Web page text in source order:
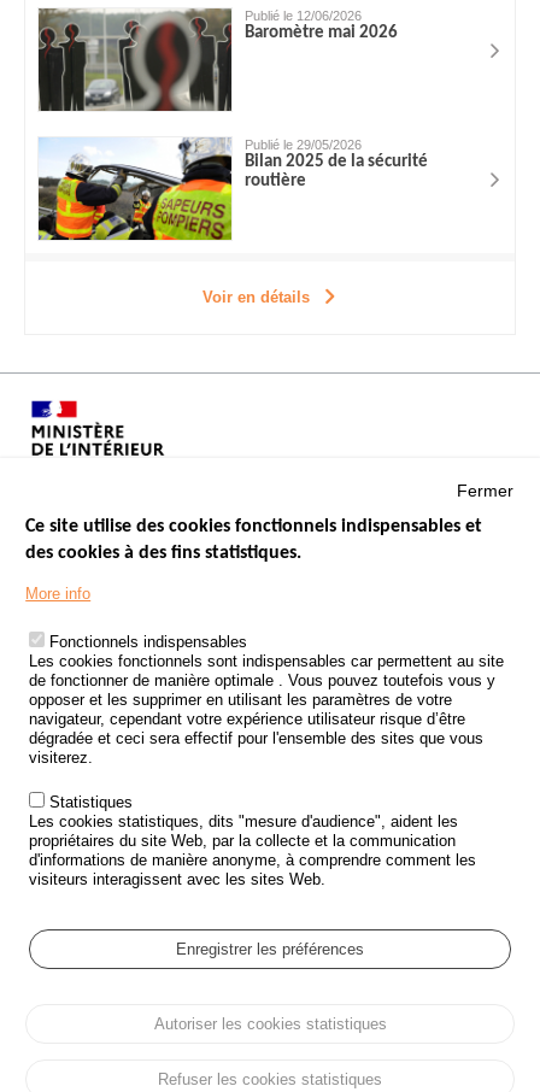
Publié le 12/06/2026
Baromètre mai 2026
Publié le 29/05/2026
Bilan 2025 de la sécurité
routière
Voir en détails
Menu
Footer
LES SITES PUBLICS
ÉTAT DE L’INSÉCURITÉ ROUTIÈRE
TRAITEMENT DES DONNÉES PERSONNELLES DES ACCIDENTS DE
LA ROUTE
ETUDES ET RECHERCHES
APPEL À PROJETS
POLITIQUE DE SÉCURITÉ ROUTIÈRE
Outils
AGENDA
GLOSSAIRE
Cookie settings
Protection des données personnelles et Cookies
Fermer
Ce site utilise des cookies fonctionnels indispensables et
des cookies à des fins statistiques.
More info
Fonctionnels indispensables
Les cookies fonctionnels sont indispensables car permettent au site
de fonctionner de manière optimale . Vous pouvez toutefois vous y
opposer et les supprimer en utilisant les paramètres de votre
navigateur, cependant votre expérience utilisateur risque d’être
dégradée et ceci sera effectif pour l'ensemble des sites que vous
visiterez.
Statistiques
Les cookies statistiques, dits "mesure d'audience", aident les
propriétaires du site Web, par la collecte et la communication
d'informations de manière anonyme, à comprendre comment les
visiteurs interagissent avec les sites Web.
Enregistrer les préférences
Autoriser les cookies statistiques
Refuser les cookies statistiques